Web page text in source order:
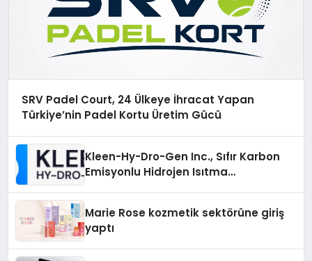
SRV Padel Court, 24 Ülkeye İhracat Yapan
Türkiye’nin Padel Kortu Üretim Gücü
Kleen-Hy-Dro-Gen Inc., Sıfır Karbon
Emisyonlu Hidrojen Isıtma
Marie Rose kozmetik sektörüne giriş
yaptı